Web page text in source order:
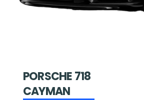
PORSCHE 718
CAYMAN